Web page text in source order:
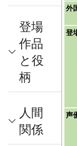
外
登
声
登場
作品
と役
柄
人間
関係